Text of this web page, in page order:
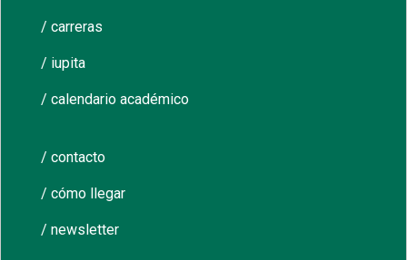
/ carreras
/ iupita
/ calendario académico
/ contacto
/ cómo llegar
/ newsletter